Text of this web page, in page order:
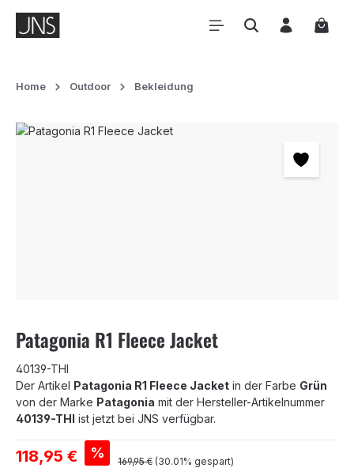
Zum Hauptinhalt springen
Home Outdoor Bekleidung
Bildergalerie überspringen
Patagonia R1 Fleece Jacket
40139-THI
Der Artikel Patagonia R1 Fleece Jacket in der Farbe Grün
von der Marke Patagonia mit der Hersteller-Artikelnummer
40139-THI ist jetzt bei JNS verfügbar.
Verkaufspreis:
118,95 € % Regulärer Preis:
169,95 € (30.01% gespart)